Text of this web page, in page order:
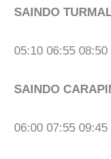
SAINDO
05:10 06:55
SAINDO
06:00 07:55